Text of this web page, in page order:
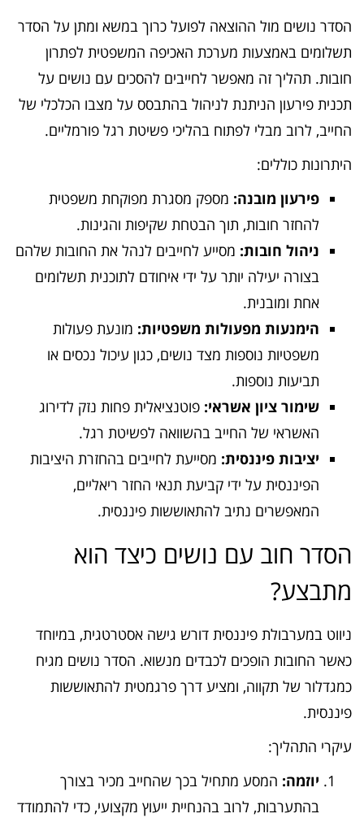
הסדר נושים מול ההוצאה לפועל כרוך במשא ומתן על הסדר
תשלומים באמצעות מערכת האכיפה המשפטית לפתרון
חובות. תהליך זה מאפשר לחייבים להסכים עם נושים על
תכנית פירעון הניתנת לניהול בהתבסס על מצבו הכלכלי של
החייב, לרוב מבלי לפתוח בהליכי פשיטת רגל פורמליים.
היתרונות כוללים:
פירעון מובנה: מספק מסגרת מפוקחת משפטית
להחזר חובות, תוך הבטחת שקיפות והגינות.
ניהול חובות: מסייע לחייבים לנהל את החובות שלהם
בצורה יעילה יותר על ידי איחודם לתוכנית תשלומים
אחת ומובנית.
הימנעות מפעולות משפטיות: מונעת פעולות
משפטיות נוספות מצד נושים, כגון עיכול נכסים או
תביעות נוספות.
שימור ציון אשראי: פוטנציאלית פחות נזק לדירוג
האשראי של החייב בהשוואה לפשיטת רגל.
יציבות פיננסית: מסייעת לחייבים בהחזרת היציבות
הפיננסית על ידי קביעת תנאי החזר ריאליים,
המאפשרים נתיב להתאוששות פיננסית.
הסדר חוב עם נושים כיצד הוא
מתבצע?
ניווט במערבולת פיננסית דורש גישה אסטרטגית, במיוחד
כאשר החובות הופכים לכבדים מנשוא. הסדר נושים מגיח
כמגדלור של תקווה, ומציע דרך פרגמטית להתאוששות
פיננסית.
עיקרי התהליך:
יוזמה: המסע מתחיל בכך שהחייב מכיר בצורך
בהתערבות, לרוב בהנחיית ייעוץ מקצועי, כדי להתמודד